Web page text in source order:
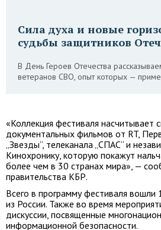
Сила духа и новые
судьбы защитников
В День Героев Отечества
ветеранов СВО, опыт которых —
«Коллекция фестиваля насчитывает
документальных фильмов от RT,
„Звезды“, телеканала „СПАС“ и
Кинохронику, которую покажут
более чем в 30 странах мира», —
правительства КБР.
Всего в программу фестиваля
из России. Также во время
дискуссии, посвященные
информационной безопасности.